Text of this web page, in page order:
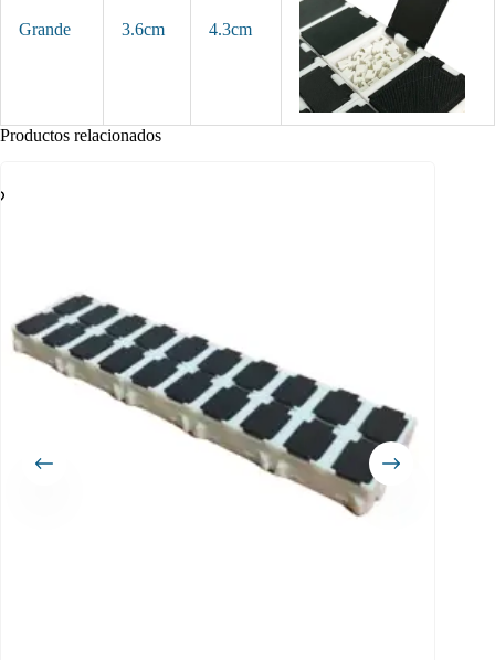
Grande 3.6cm 4.3cm
Productos relacionados